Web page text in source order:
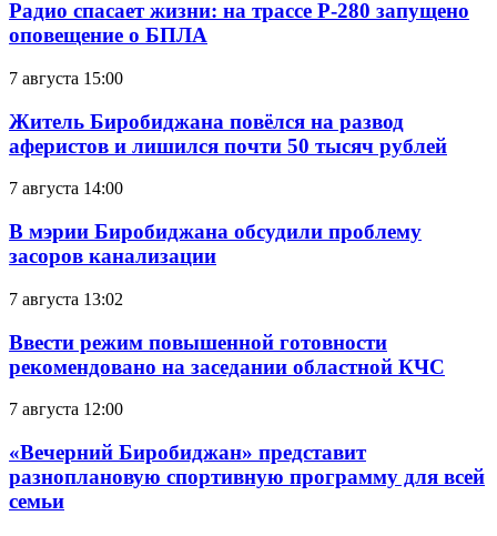
Радио спасает жизни: на трассе Р-280 запущено
оповещение о БПЛА
7 августа 15:00
Житель Биробиджана повёлся на развод
аферистов и лишился почти 50 тысяч рублей
7 августа 14:00
В мэрии Биробиджана обсудили проблему
засоров канализации
7 августа 13:02
Ввести режим повышенной готовности
рекомендовано на заседании областной КЧС
7 августа 12:00
«Вечерний Биробиджан» представит
разноплановую спортивную программу для всей
семьи